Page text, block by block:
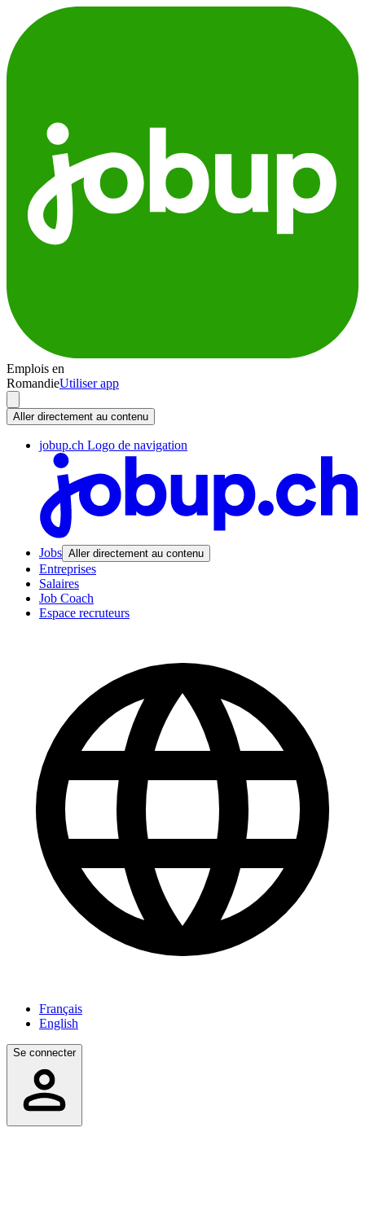
Emplois en
RomandieUtiliser app
Aller directement au contenu
jobup.ch Logo de navigation
Jobs Aller directement au contenu
Entreprises
Salaires
Job Coach
Espace recruteurs
Français
English
Se connecter